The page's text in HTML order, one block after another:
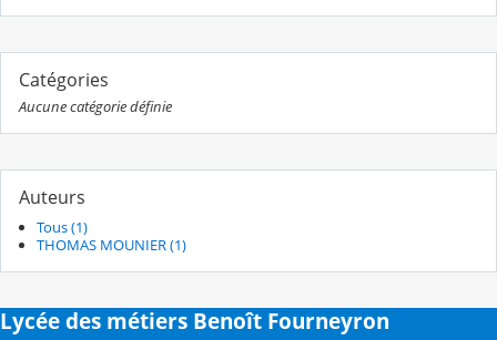
Catégories
Aucune catégorie définie
Auteurs
Tous (1)
THOMAS MOUNIER (1)
Lycée des métiers Benoît Fourneyron